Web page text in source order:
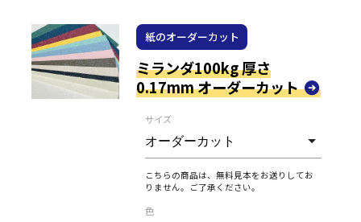
紙のオーダーカット
ミランダ100kg 厚さ
0.17mm オーダーカット
サイズ
こちらの商品は、無料見本をお送りしてお
りません。ご了承ください。
色